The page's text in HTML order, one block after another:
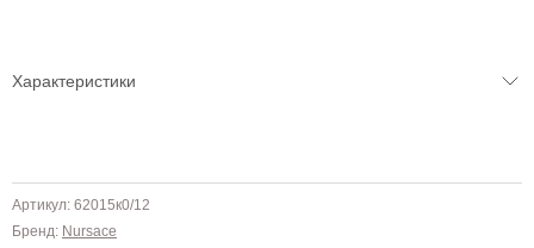
Характеристики
Артикул: 62015к0/12
Бренд: Nursace